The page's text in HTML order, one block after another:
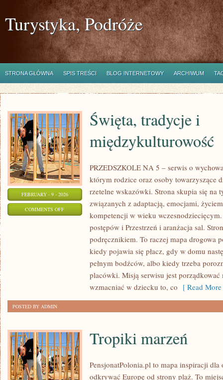
Turystyka, Podróże
STRONA GŁÓWNA SPIS TREŚCI BLOG INTERNETOWY ARCHIWUM
FEBRUARY - 9 - 2026
COMMENTS OFFON
Święta, tradycje i
międzykulturowość
PRZEDSZKOLE NA 5 – serwis o
którym rodzice oraz osoby towarzyszące
rzetelne wskazówki. Strona skupia się na
związanych z adaptacją, emocjami,
kompetencji w wieku
postępów i Przestrzeń i aranżacja sal.
podręcznikiem. To raczej mapa drogowa
kiedy pojawia się płacz, gdy w domu
pełnym bodźców, albo kiedy trzeba
placówki. Misją serwisu jest
wzmacniać w dziecku to, co [ Read
POSTED BY ADMIN
Tropiki marzeń
PensjonatPolonia.pl to mapa inspiracji
odkrywać Europę od strony plaż. To